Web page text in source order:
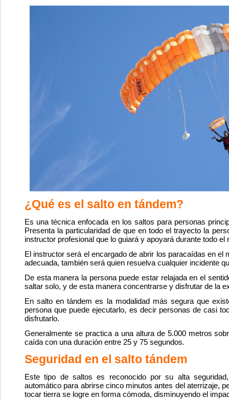
¿Qué es el salto en tándem?
Es una técnica enfocada en los saltos para personas
Presenta la particularidad de que en todo el trayecto la
instructor profesional que lo guiará y apoyará durante todo el
El instructor será el encargado de abrir los paracaídas en el
adecuada, también será quien resuelva cualquier incidente
De esta manera la persona puede estar relajada en el
saltar solo, y de esta manera concentrarse y disfrutar de la
En salto en tándem es la modalidad más segura que
persona que puede ejecutarlo, es decir personas de casi
disfrutarlo.
Generalmente se practica a una altura de 5.000 metros
caída con una duración entre 25 y 75 segundos.
Seguridad en el salto tándem
Este tipo de saltos es reconocido por su alta
automático para abrirse cinco minutos antes del aterrizaje,
tocar tierra se logre en forma cómoda, disminuyendo el